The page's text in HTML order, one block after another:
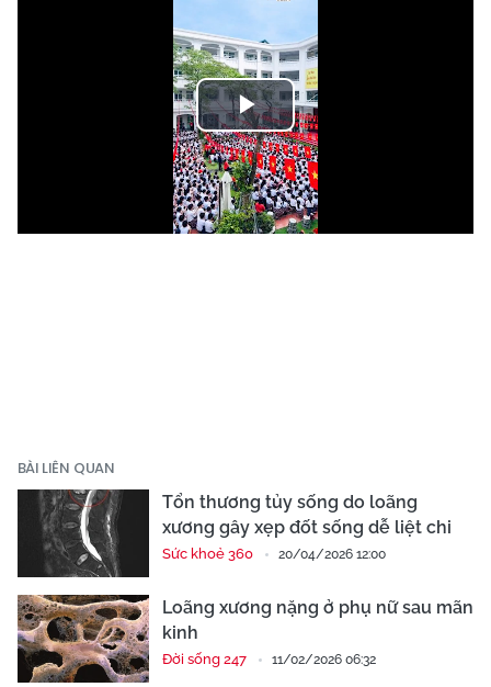
Play
Video
BÀI LIÊN QUAN
Tổn thương tủy sống do loãng
xương gây xẹp đốt sống dễ liệt chi
Sức khoẻ 360 20/04/2026 12:00
Loãng xương nặng ở phụ nữ sau mãn
kinh
Đời sống 247 11/02/2026 06:32